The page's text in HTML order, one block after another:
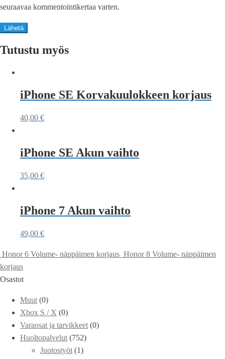
seuraavaa kommentointikertaa varten.
Tutustu myös
iPhone SE Korvakuulokkeen korjaus
40,00 €
iPhone SE Akun vaihto
35,00 €
iPhone 7 Akun vaihto
49,00 €
Honor 6 Volume- näppäimen korjaus Honor 8 Volume- näppäimen
korjaus
Osastot
Muut (0)
Xbox S / X (0)
Varaosat ja tarvikkeet (0)
Huoltopalvelut (752)
Juotostyöt (1)